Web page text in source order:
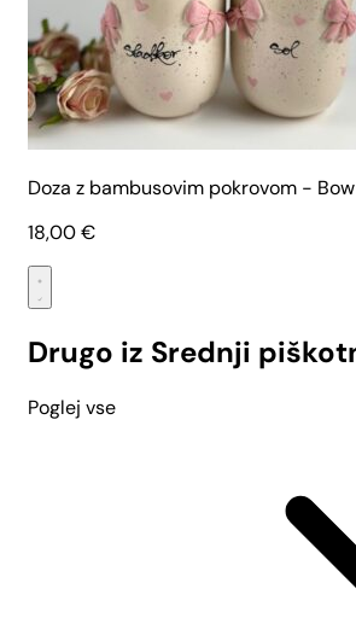
Doza z bambusovim pokrovom - Bow
18,00€
Drugo iz Srednji
Poglej vse